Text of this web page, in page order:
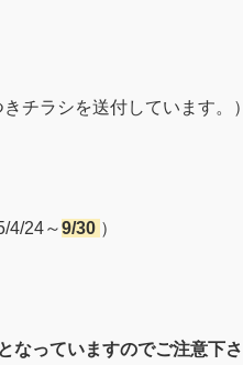
チラシを送付しています。）
4/24～9/30 ）
となっていますのでご注意下さ